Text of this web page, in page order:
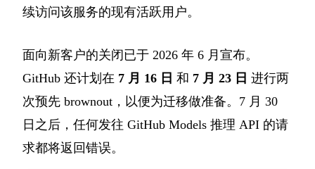
续访问该服务的现有活跃用户。
面向新客户的关闭已于 2026 年 6 月宣布。
GitHub 还计划在 7 月 16 日 和 7 月 23 日 进行两
次预先 brownout，以便为迁移做准备。7 月 30
日之后，任何发往 GitHub Models 推理 API 的请
求都将返回错误。